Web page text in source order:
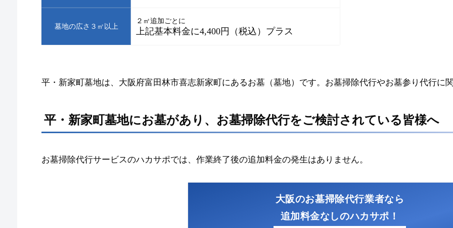
墓地の広さ３㎡以上
２㎡追加ごとに
上記基本料金に4,400円（税込）プラス
平・新家町墓地は、大阪府富田林市喜志新家町にあるお墓（墓地）です。お墓掃除代行やお墓参り代行に
平・新家町墓地にお墓があり、お墓掃除代行をご検討されている皆様へ
お墓掃除代行サービスのハカサポでは、作業終了後の追加料金の発生はありません。
大阪のお墓掃除代行業者なら
追加料金なしのハカサポ！